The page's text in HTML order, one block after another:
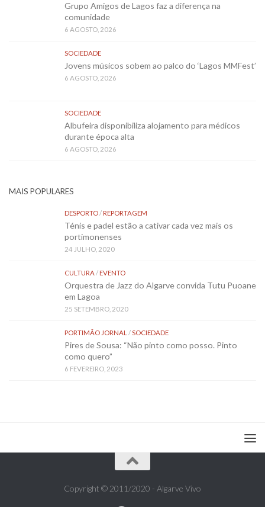
Grupo Amigos de Lagos faz a diferença na
comunidade
6 AGOSTO, 2026
SOCIEDADE
Jovens músicos sobem ao palco do ‘Lagos MMFest’
6 AGOSTO, 2026
SOCIEDADE
Albufeira disponibiliza alojamento para médicos
durante época alta
6 AGOSTO, 2026
MAIS POPULARES
DESPORTO/REPORTAGEM
Ténis e padel estão a cativar cada vez mais os
portimonenses
24 JULHO, 2020
CULTURA/EVENTO
Orquestra de Jazz do Algarve convida Tutu Puoane
em Lagoa
25 SETEMBRO, 2020
PORTIMÃO JORNAL /SOCIEDADE
Pires de Sousa: “Não pinto como posso. Pinto
como quero”
6 FEVEREIRO, 2023
Copyright © 2011/2020 - Algarve Vivo